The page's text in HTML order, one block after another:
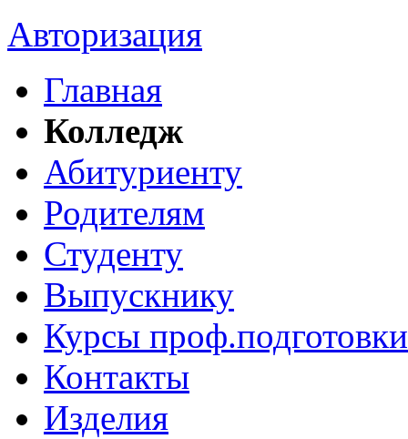
Авторизация
Главная
Колледж
Абитуриенту
Родителям
Студенту
Выпускнику
Курсы проф.подготовки
Контакты
Изделия